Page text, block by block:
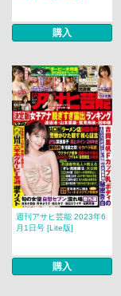
購入
週刊アサヒ芸能 2023年6
月1日号 [Lite版]
購入